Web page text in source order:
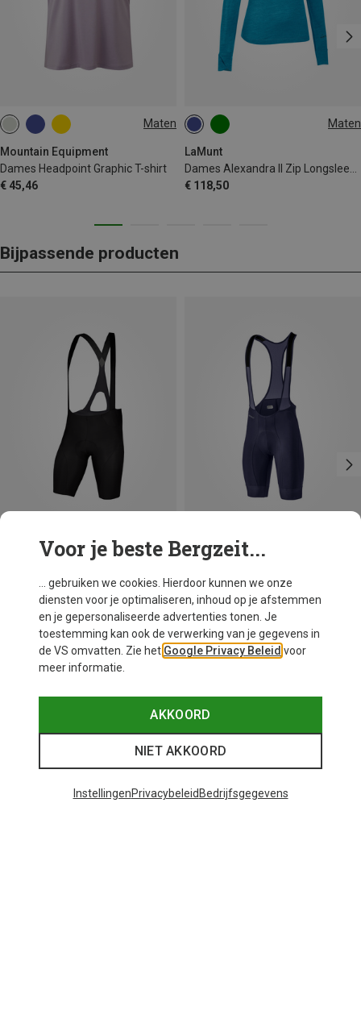
Maten
Mountain Equipment
Dames Headpoint Graphic T-shirt
€ 45,46
XS S M Maten
LaMunt
€ 118,50
XS S
XXL
Bijpassende producten
Je bespaart 22% Je bespaart 40%
Voor je beste Bergzeit...
... gebruiken we cookies. Hierdoor kunnen we onze
diensten voor je optimaliseren, inhoud op je afstemmen
en je gepersonaliseerde advertenties tonen. Je
toestemming kan ook de verwerking van je gegevens in
de VS omvatten. Zie het Google Privacy Beleid voor
meer informatie.
AKKOORD
NIET AKKOORD
InstellingenPrivacybeleid Bedrijfsgegevens